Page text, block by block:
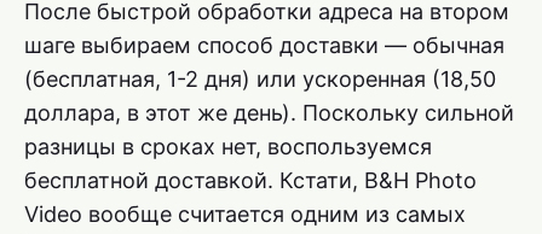
После быстрой обработки адреса на втором
шаге выбираем способ доставки — обычная
(бесплатная, 1-2 дня) или ускоренная (18,50
доллара, в этот же день). Поскольку сильной
разницы в сроках нет, воспользуемся
бесплатной доставкой. Кстати, B&H Photo
Video вообще считается одним из самых